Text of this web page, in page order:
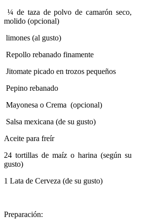
¼ de taza de polvo de camarón seco,
molido (opcional)
limones (al gusto)
Repollo rebanado finamente
Jitomate picado en trozos pequeños
Pepino rebanado
Mayonesa o Crema (opcional)
Salsa mexicana (de su gusto)
Aceite para freír
24 tortillas de maíz o harina (según su
gusto)
1 Lata de Cerveza (de su gusto)
Preparación: